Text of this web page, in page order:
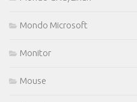
Mondo Microsoft
Monitor
Mouse